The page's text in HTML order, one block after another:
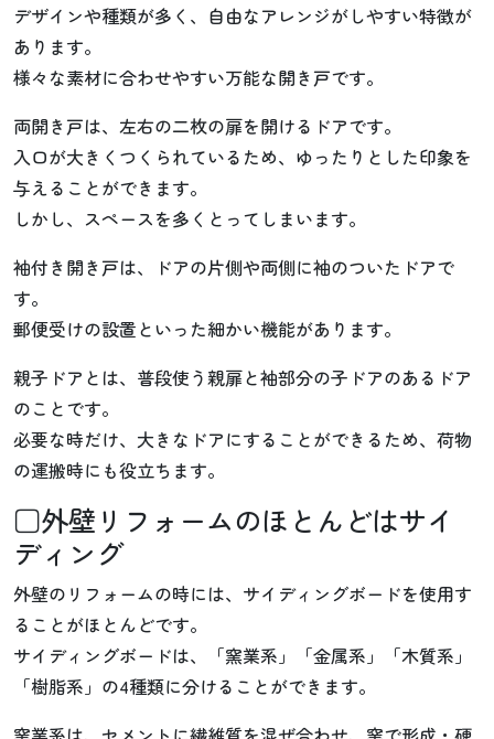
デザインや種類が多く、自由なアレンジがしやすい特徴が
あります。
様々な素材に合わせやすい万能な開き戸です。
両開き戸は、左右の二枚の扉を開けるドアです。
入口が大きくつくられているため、ゆったりとした印象を
与えることができます。
しかし、スペースを多くとってしまいます。
袖付き開き戸は、ドアの片側や両側に袖のついたドアで
す。
郵便受けの設置といった細かい機能があります。
親子ドアとは、普段使う親扉と袖部分の子ドアのあるドア
のことです。
必要な時だけ、大きなドアにすることができるため、荷物
の運搬時にも役立ちます。
□外壁リフォームのほとんどはサイ
ディング
外壁のリフォームの時には、サイディングボードを使用す
ることがほとんどです。
サイディングボードは、「窯業系」「金属系」「木質系」
「樹脂系」の4種類に分けることができます。